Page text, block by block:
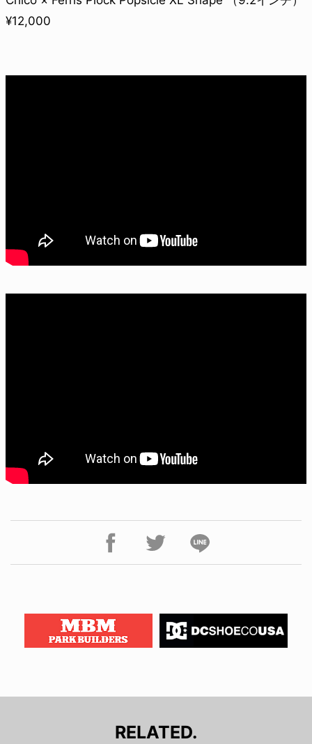
¥12,000
RELATED.